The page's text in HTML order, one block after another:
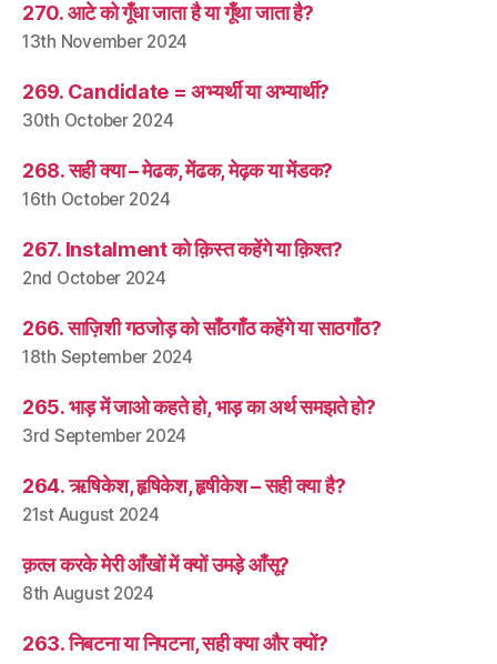
270. आटे को गूँधा जाता है या गूँथा जाता है?
13th November 2024
269. Candidate = अभ्यर्थी या अभ्यार्थी?
30th October 2024
268. सही क्या – मेढक, मेंढक, मेढ़क या मेंडक?
16th October 2024
267. Instalment को क़िस्त कहेंगे या क़िश्त?
2nd October 2024
266. साज़िशी गठजोड़ को साँठगाँठ कहेंगे या साठगाँठ?
18th September 2024
265. भाड़ में जाओ कहते हो, भाड़ का अर्थ समझते हो?
3rd September 2024
264. ऋषिकेश, हृषिकेश, हृषीकेश – सही क्या है?
21st August 2024
क़त्ल करके मेरी आँखों में क्यों उमड़े आँसू?
8th August 2024
263. निबटना या निपटना, सही क्या और क्यों?